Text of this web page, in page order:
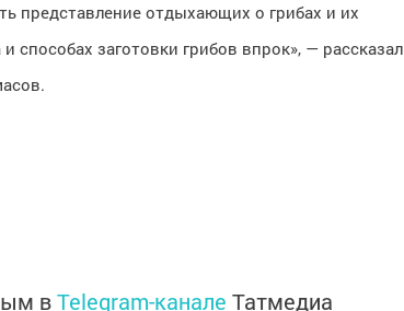
представление отдыхающих о грибах и их
способах заготовки грибов впрок», — рассказал
вTelegram-канале Татмедиа